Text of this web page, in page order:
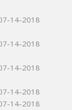
14-2018
14-2018
14-2018
14-2018
14-2018